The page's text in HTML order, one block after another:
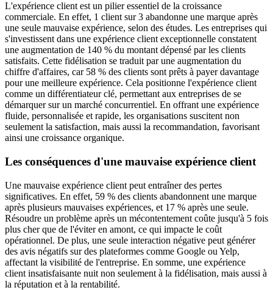
L'expérience client est un pilier essentiel de la croissance
commerciale. En effet, 1 client sur 3 abandonne une marque après
une seule mauvaise expérience, selon des études. Les entreprises qui
s'investissent dans une expérience client exceptionnelle constatent
une augmentation de 140 % du montant dépensé par les clients
satisfaits. Cette fidélisation se traduit par une augmentation du
chiffre d'affaires, car 58 % des clients sont prêts à payer davantage
pour une meilleure expérience. Cela positionne l'expérience client
comme un différentiateur clé, permettant aux entreprises de se
démarquer sur un marché concurrentiel. En offrant une expérience
fluide, personnalisée et rapide, les organisations suscitent non
seulement la satisfaction, mais aussi la recommandation, favorisant
ainsi une croissance organique.
Les conséquences d'une mauvaise expérience client
Une mauvaise expérience client peut entraîner des pertes
significatives. En effet, 59 % des clients abandonnent une marque
après plusieurs mauvaises expériences, et 17 % après une seule.
Résoudre un problème après un mécontentement coûte jusqu'à 5 fois
plus cher que de l'éviter en amont, ce qui impacte le coût
opérationnel. De plus, une seule interaction négative peut générer
des avis négatifs sur des plateformes comme Google ou Yelp,
affectant la visibilité de l'entreprise. En somme, une expérience
client insatisfaisante nuit non seulement à la fidélisation, mais aussi à
la réputation et à la rentabilité.